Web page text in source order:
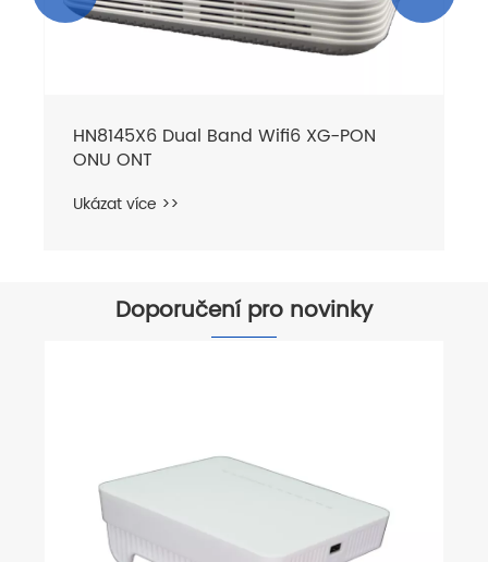
HN8145X6 Dual Band Wifi6 XG-PON
ONU ONT
Ukázat více >>
Doporučení pro novinky